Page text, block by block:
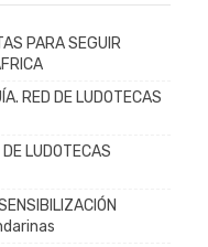
PARA SEGUIR
RED DE LUDOTECAS
LUDOTECAS